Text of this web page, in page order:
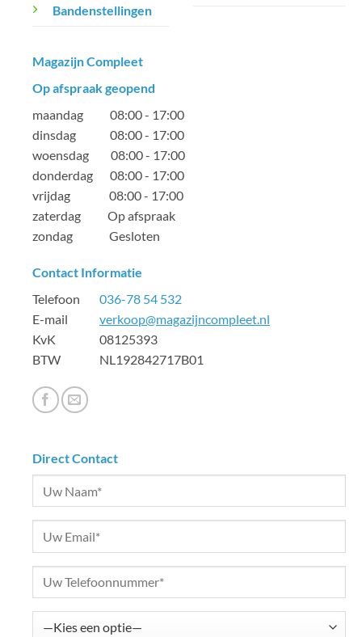
Bandenstellingen
Magazijn Compleet
Op afspraak geopend
maandag 08:00 - 17:00
dinsdag 08:00 - 17:00
woensdag 08:00 - 17:00
donderdag 08:00 - 17:00
vrijdag 08:00 - 17:00
zaterdag Op afspraak
zondag Gesloten
Contact Informatie
Telefoon 036-78 54 532
E-mail verkoop@magazijncompleet.nl
KvK 08125393
BTW NL192842717B01
Direct Contact